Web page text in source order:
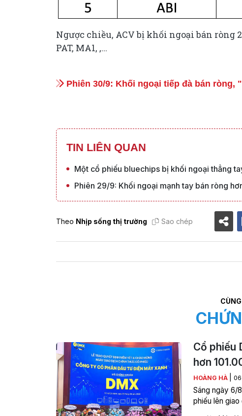
Ngược chiều, ACV bị khối ngoại bán ròng
PAT, MA1, ,...
Phiên 30/9: Khối ngoại tiếp đà bán ròng,
TIN LIÊN QUAN
Một cổ phiếu bluechips bị khối ngoại thẳng
Phiên 29/9: Khối ngoại mạnh tay bán ròng
Theo Nhịp sống thị trường Sao chép
Cổ phiếu
hơn
HOÀNG HÀ
Sáng ngày 6/
phiếu lên